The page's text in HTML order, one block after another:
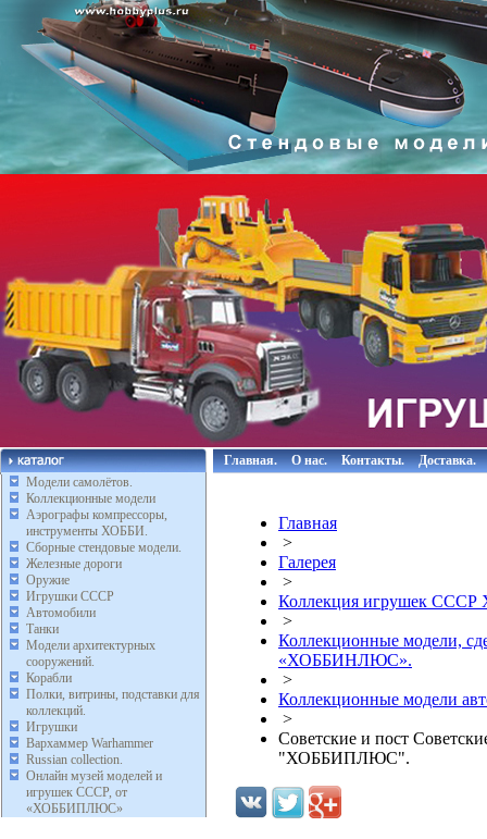
Модели самолётов.
Коллекционные модели
Аэрографы компрессоры,
инструменты ХОББИ.
Сборные стендовые модели.
Железные дороги
Оружие
Игрушки СССР
Автомобили
Танки
Модели архитектурных
сооружений.
Корабли
Полки, витрины, подставки для
коллекций.
Игрушки
Вархаммер Warhammer
Russian collection.
Онлайн музей моделей и
игрушек СССР, от
«ХОББИПЛЮС»
Главная. О нас. Контакты. Доставка.
Главная
>
Галерея
>
Коллекция игрушек
>
Коллекционные модели,
«ХОББИНЛЮС».
>
Коллекционные модели
>
Советские и пост
"ХОББИПЛЮС".